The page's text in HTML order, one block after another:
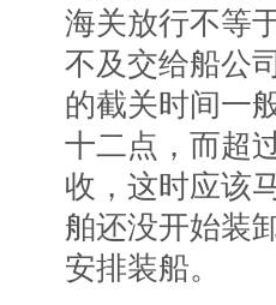
海关放行不等
不及交给船公
的截关时间一
十二点，而超
收，这时应该
舶还没开始装
安排装船。